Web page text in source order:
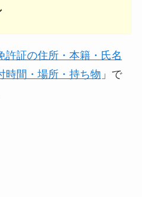
許証の住所・本籍・氏名
時間・場所・持ち物 」で